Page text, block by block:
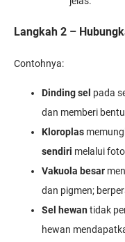
Langkah 2 –
Contohnya:
Dinding sel pada
dan memberi
Kloroplas
sendiri melalui
Vakuola besar
dan pigmen;
Sel hewantidak
hewan